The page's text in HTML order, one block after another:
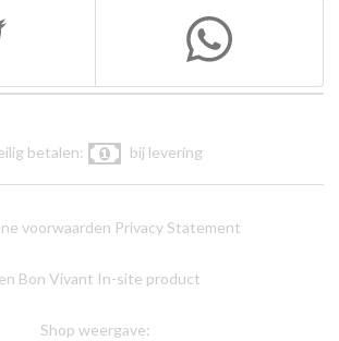
betalen: bij levering
voorwaarden Privacy Statement
Bon Vivant In-site product
Shop weergave: